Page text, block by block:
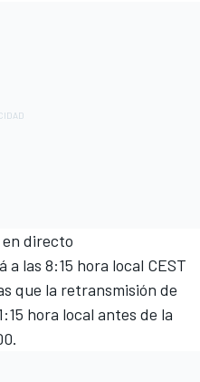
directo
a las 8:15 hora local CEST
que la retransmisión de
hora local antes de la